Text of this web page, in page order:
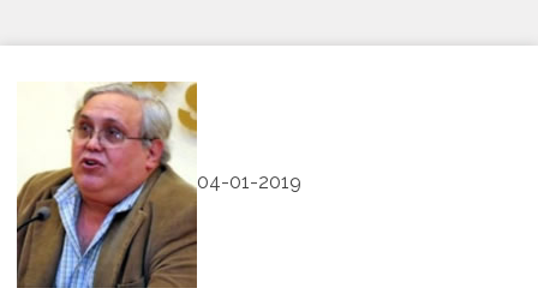
04-01-2019